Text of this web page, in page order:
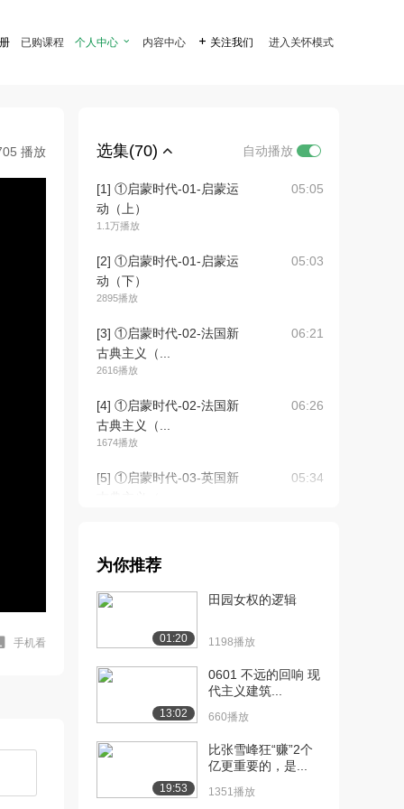
已购课程 个人中心  内容中心  关注我们 进入关怀模式
播放
手机看
选集(70) 自动播放
[1] ①启蒙时代-01-启蒙运
动（上）
1.1万播放
05:05
[2] ①启蒙时代-01-启蒙运
动（下）
2895播放
05:03
[3] ①启蒙时代-02-法国新
古典主义（...
2616播放
06:21
[4] ①启蒙时代-02-法国新
古典主义（...
1674播放
06:26
[5] ①启蒙时代-03-英国新
05:34
古典主义（...
俄罗斯新古...
[8] ①启蒙时代-04-德国和
俄罗斯新古...
[9] ①启蒙时代-05-美国新
古典主义和...
07:31
为你推荐
01:20
田园女权的逻辑
1198播放
13:02
0601 不远的回响 现
代主义建筑...
660播放
19:53
比张雪峰狂“赚”2个
亿更重要的，是...
1351播放